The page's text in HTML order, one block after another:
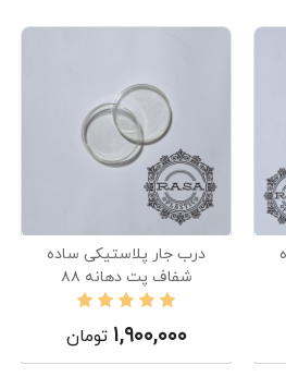
درب جار پلاستیکی ساده
شفاف پت دهانه ۸۸
۱,۹۰۰,۰۰۰ تومان